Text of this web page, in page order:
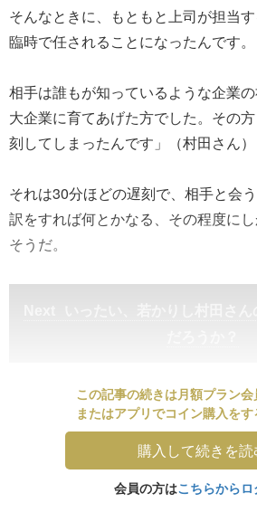
そんなときに、もともと上司が担当
臨時で任されることになったんです。
相手は誰もが知っているような企業
大企業に育てあげた方でした。その
刻してしまったんです」（村田さん）
それは30分ほどの遅刻で、相手と会
訳をすれば何とかなる、その程度に
そうだ。
この記事の続きは月額プラン会
またはアプリでコイン購入を
購入して続きを読
会員の方はこちらから